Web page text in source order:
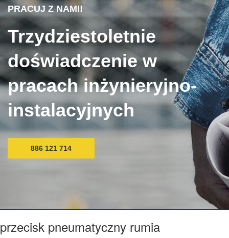
PRACUJ Z NAMI!
Trzydziestoletnie
doświadczenie w
pracach inżynieryjno-
instalacyjnych
886 121 714
przecisk pneumatyczny rumia